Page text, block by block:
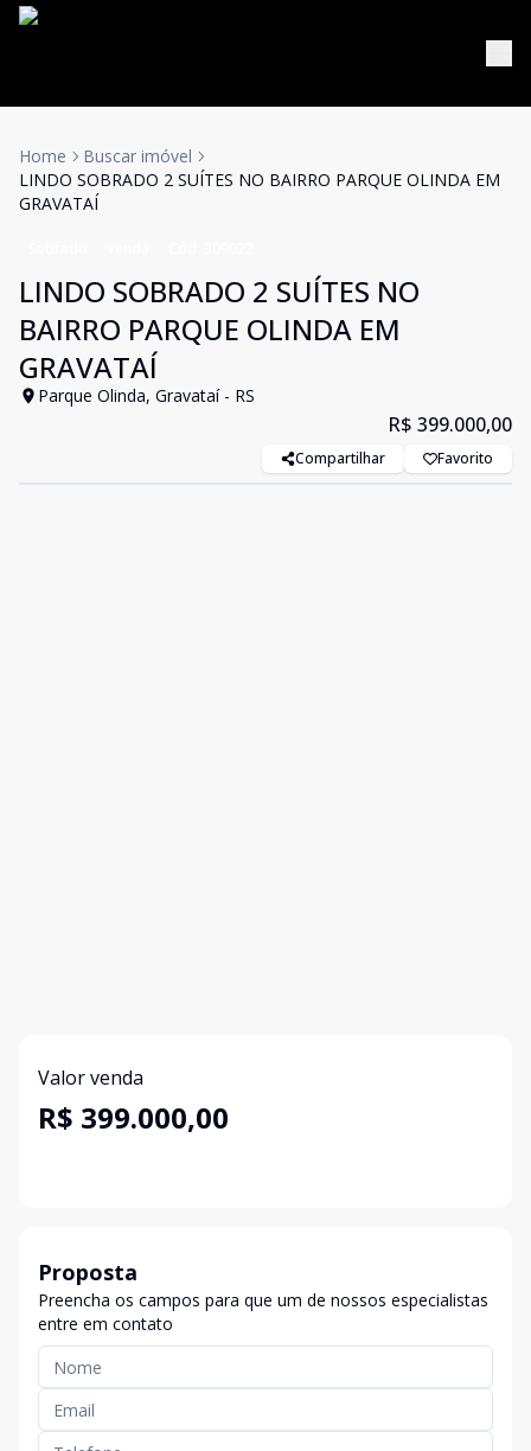
Home
Buscar imóvel
LINDO SOBRADO 2 SUÍTES NO BAIRRO PARQUE OLINDA EM
GRAVATAÍ
LINDO SOBRADO 2 SUÍTES NO
BAIRRO PARQUE OLINDA EM
GRAVATAÍ
Parque Olinda, Gravataí - RS
R$ 399.000,00
Compartilhar Favorito
Valor venda
R$ 399.000,00
Proposta
Preencha os campos para que um de nossos especialistas
entre em contato